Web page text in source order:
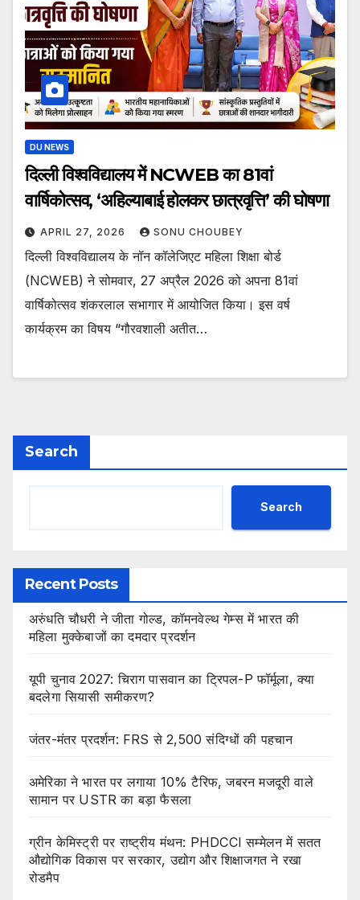
DU NEWS
दिल्ली विश्वविद्यालय में NCWEB का 81वां
वार्षिकोत्सव, ‘अहिल्याबाई होलकर छात्रवृत्ति’ की घोषणा
APRIL 27, 2026 SONU CHOUBEY
दिल्ली विश्वविद्यालय के नॉन कॉलेजिएट महिला शिक्षा बोर्ड
(NCWEB) ने सोमवार, 27 अप्रैल 2026 को अपना 81वां
वार्षिकोत्सव शंकरलाल सभागार में आयोजित किया। इस वर्ष
कार्यक्रम का विषय “गौरवशाली अतीत…
Search
Search
Recent Posts
अरुंधति चौधरी ने जीता गोल्ड, कॉमनवेल्थ गेम्स में भारत की
महिला मुक्केबाजों का दमदार प्रदर्शन
यूपी चुनाव 2027: चिराग पासवान का ट्रिपल-P फॉर्मूला, क्या
बदलेगा सियासी समीकरण?
जंतर-मंतर प्रदर्शन: FRS से 2,500 संदिग्धों की पहचान
अमेरिका ने भारत पर लगाया 10% टैरिफ, जबरन मजदूरी वाले
सामान पर USTR का बड़ा फैसला
ग्रीन केमिस्ट्री पर राष्ट्रीय मंथन: PHDCCI सम्मेलन में सतत
औद्योगिक विकास पर सरकार, उद्योग और शिक्षाजगत ने रखा
रोडमैप